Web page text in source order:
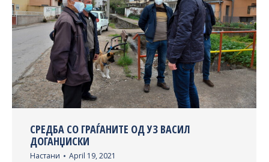
СРЕДБА СО ГРАЃАНИТЕ ОД УЗ ВАСИЛ
ДОГАНЏИСКИ
Настани April 19, 2021